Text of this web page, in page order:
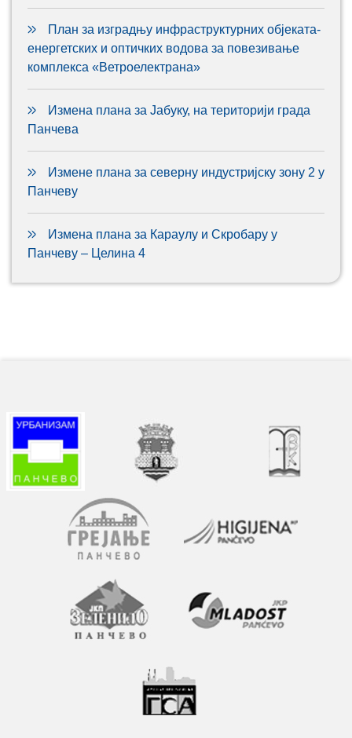
План за изградњу инфраструктурних објеката-
енергетских и оптичких водова за повезивање
комплекса «Ветроелектрана»
Измена плана за Јабуку, на територији града
Панчева
Измене плана за северну индустријску зону 2 у
Панчеву
Измена плана за Караулу и Скробару у
Панчеву – Целина 4